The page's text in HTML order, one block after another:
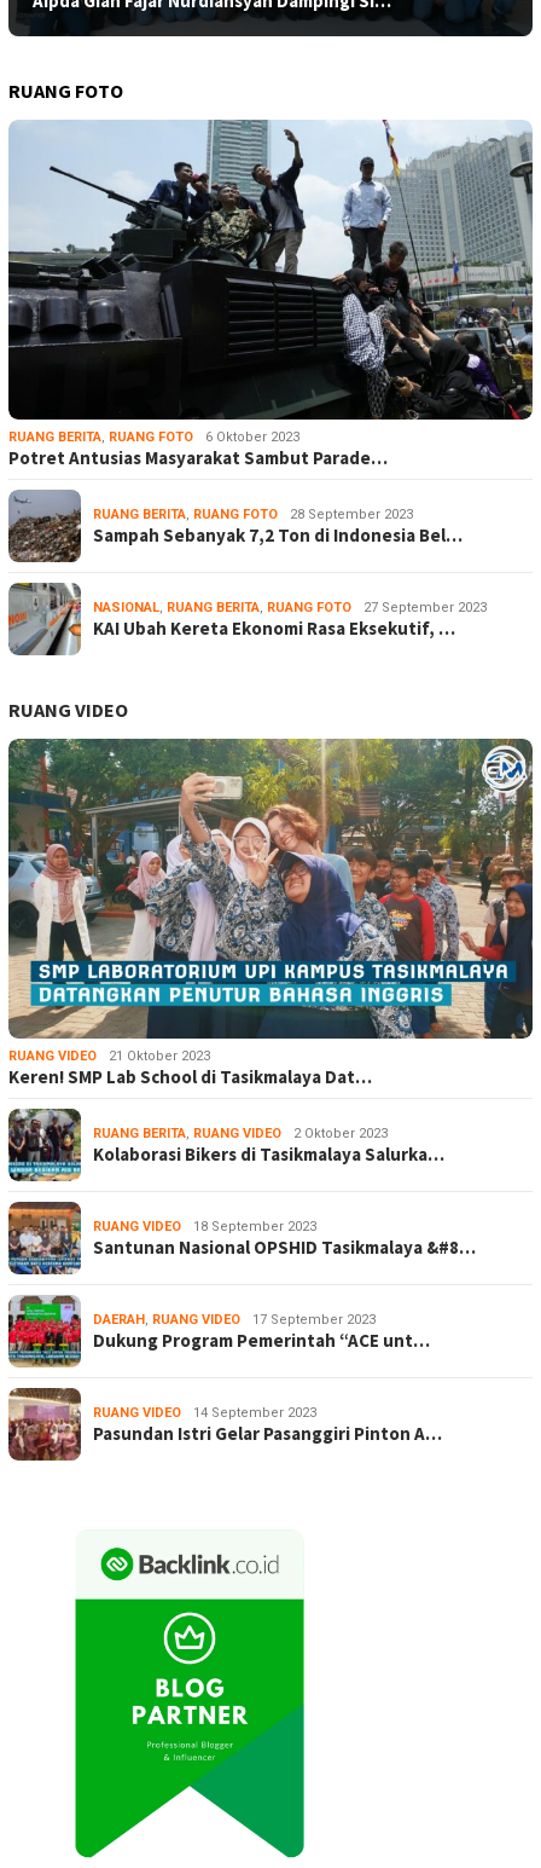
RUANG FOTO
RUANG BERITA, RUANG FOTO 6 Oktober 2023
Potret Antusias Masyarakat Sambut Parade…
RUANG BERITA, RUANG FOTO 28 September 2023
Sampah Sebanyak 7,2 Ton di Indonesia Bel…
NASIONAL, RUANG BERITA, RUANG FOTO 27 September 2023
KAI Ubah Kereta Ekonomi Rasa Eksekutif, …
RUANG VIDEO
RUANG VIDEO 21 Oktober 2023
Keren! SMP Lab School di Tasikmalaya Dat…
RUANG BERITA, RUANG VIDEO 2 Oktober 2023
Kolaborasi Bikers di Tasikmalaya Salurka…
RUANG VIDEO 18 September 2023
Santunan Nasional OPSHID Tasikmalaya &#8…
DAERAH , RUANG VIDEO 17 September 2023
Dukung Program Pemerintah “ACE unt…
RUANG VIDEO 14 September 2023
Pasundan Istri Gelar Pasanggiri Pinton A…